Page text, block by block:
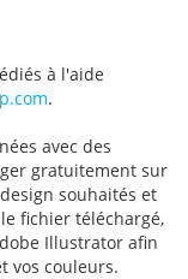
à l'aide
.
avec des
gratuitement sur
souhaités et
fichier téléchargé,
Illustrator afin
vos couleurs.